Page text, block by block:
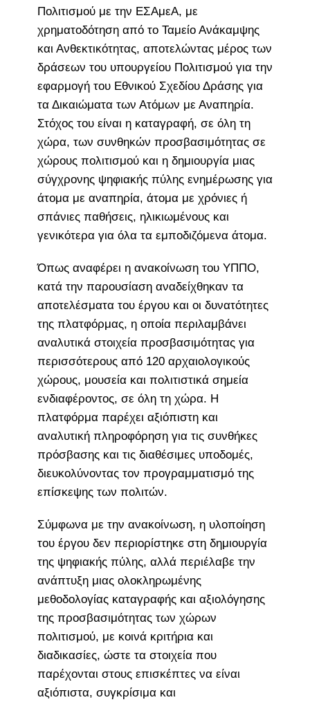
Πολιτισμού με την ΕΣΑμεΑ, με
χρηματοδότηση από το Ταμείο Ανάκαμψης
και Ανθεκτικότητας, αποτελώντας μέρος των
δράσεων του υπουργείου Πολιτισμού για την
εφαρμογή του Εθνικού Σχεδίου Δράσης για
τα Δικαιώματα των Ατόμων με Αναπηρία.
Στόχος του είναι η καταγραφή, σε όλη τη
χώρα, των συνθηκών προσβασιμότητας σε
χώρους πολιτισμού και η δημιουργία μιας
σύγχρονης ψηφιακής πύλης ενημέρωσης για
άτομα με αναπηρία, άτομα με χρόνιες ή
σπάνιες παθήσεις, ηλικιωμένους και
γενικότερα για όλα τα εμποδιζόμενα άτομα.
Όπως αναφέρει η ανακοίνωση του ΥΠΠΟ,
κατά την παρουσίαση αναδείχθηκαν τα
αποτελέσματα του έργου και οι δυνατότητες
της πλατφόρμας, η οποία περιλαμβάνει
αναλυτικά στοιχεία προσβασιμότητας για
περισσότερους από 120 αρχαιολογικούς
χώρους, μουσεία και πολιτιστικά σημεία
ενδιαφέροντος, σε όλη τη χώρα. Η
πλατφόρμα παρέχει αξιόπιστη και
αναλυτική πληροφόρηση για τις συνθήκες
πρόσβασης και τις διαθέσιμες υποδομές,
διευκολύνοντας τον προγραμματισμό της
επίσκεψης των πολιτών.
Σύμφωνα με την ανακοίνωση, η υλοποίηση
του έργου δεν περιορίστηκε στη δημιουργία
της ψηφιακής πύλης, αλλά περιέλαβε την
ανάπτυξη μιας ολοκληρωμένης
μεθοδολογίας καταγραφής και αξιολόγησης
της προσβασιμότητας των χώρων
πολιτισμού, με κοινά κριτήρια και
διαδικασίες, ώστε τα στοιχεία που
παρέχονται στους επισκέπτες να είναι
αξιόπιστα, συγκρίσιμα και